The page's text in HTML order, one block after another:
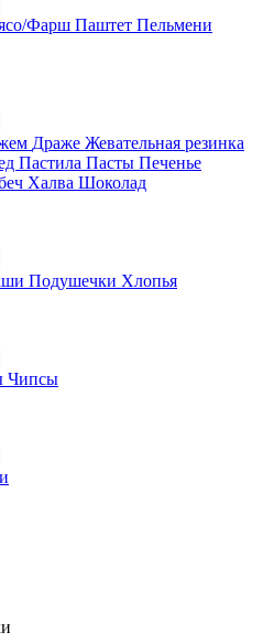
Фарш Паштет Пельмени
Драже Жевательная резинка
Пастила Пасты Печенье
Халва Шоколад
Подушечки Хлопья
Чипсы